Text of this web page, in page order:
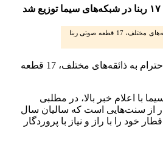
با هدف تنوع بخشی و احترام به ذائقه‌های مختلف، 17 قطعه صوتی ربنا
خبرگزاری ایسنا - با هدف تنوع بخشی و احترام به ذائقه‌های مختلف، 17 قطعه
با اعلام خبر بالا، در مطلبی
از سنت‌هایی است که سالیان سال
خود را با راز و نیاز با پروردگار